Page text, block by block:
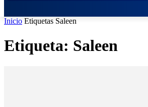
Inicio Etiquetas Saleen
Etiqueta: Saleen